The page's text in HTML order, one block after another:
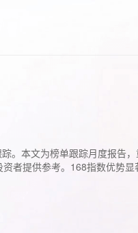
。本文为榜单跟踪月度报告
者提供参考。168指数优势